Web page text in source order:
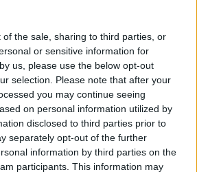
of the sale, sharing to third parties, or
or sensitive information for
us, please use the below opt-out
selection. Please note that after your
you may continue seeing
on personal information utilized by
disclosed to third parties prior to
separately opt-out of the further
information by third parties on the
participants. This information may